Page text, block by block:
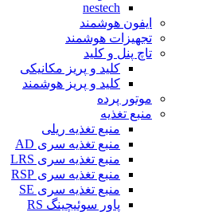
nestech
ایفون هوشمند
تجهیزات هوشمند
تاچ پنل و کلید
کلید و پریز مکانیکی
کلید و پریز هوشمند
موتور پرده
منبع تغذیه
منبع تغذیه ریلی
منبع تغذیه سری AD
منبع تغذیه سری LRS
منبع تغذیه سری RSP
منبع تغذیه سری SE
پاور سوئیچینگ RS